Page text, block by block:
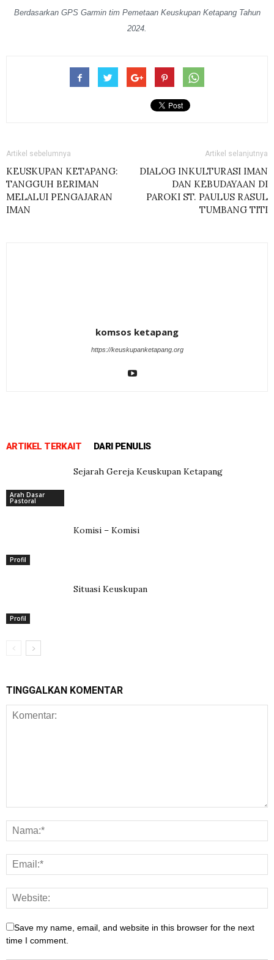
Berdasarkan GPS Garmin tim Pemetaan Keuskupan Ketapang Tahun
2024.
Artikel sebelumnya
KEUSKUPAN KETAPANG:
TANGGUH BERIMAN
MELALUI PENGAJARAN
IMAN
Artikel selanjutnya
DIALOG INKULTURASI IMAN
DAN KEBUDAYAAN DI
PAROKI ST. PAULUS RASUL
TUMBANG TITI
komsos ketapang
https://keuskupanketapang.org
ARTIKEL TERKAIT DARI PENULIS
Arah Dasar
Pastoral
Sejarah Gereja Keuskupan Ketapang
Profil
Komisi – Komisi
Profil
Situasi Keuskupan
TINGGALKAN KOMENTAR
Save my name, email, and website in this browser for the next
time I comment.